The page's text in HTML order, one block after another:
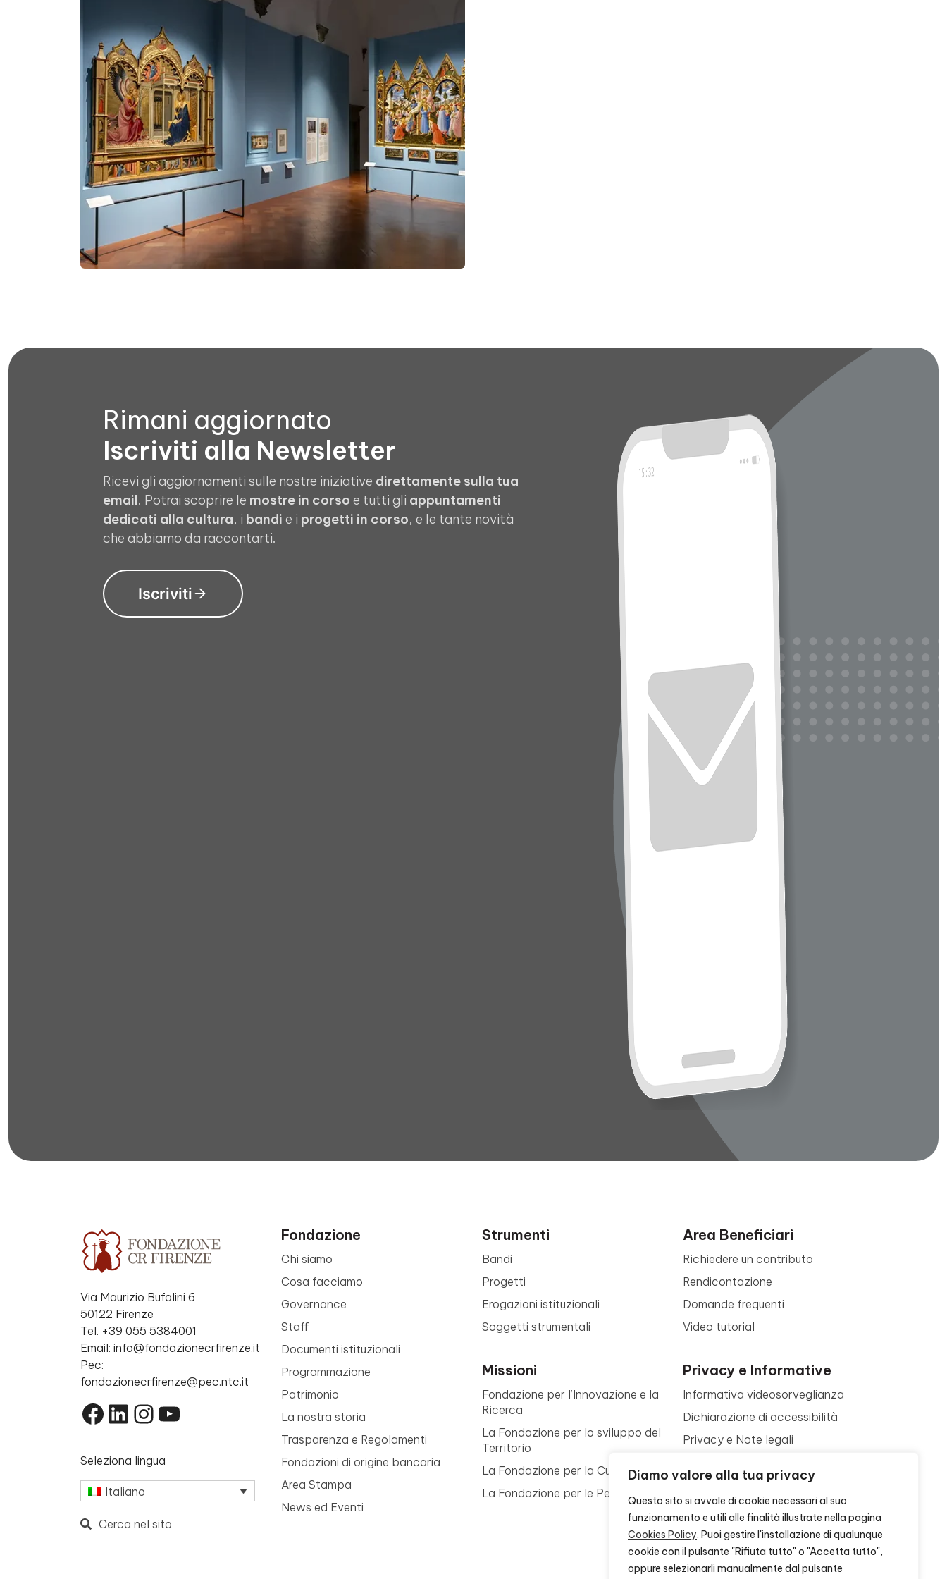
Diamo valore alla tua privacy
Questo sito si avvale di cookie necessari al suo
funzionamento e utili alle finalità illustrate nella pagina
Cookies Policy. Puoi gestire l'installazione di qualunque
cookie con il pulsante "Rifiuta tutto" o "Accetta tutto",
oppure selezionarli manualmente dal pulsante
Rimani aggiornato
Iscriviti alla Newsletter
Ricevi gli aggiornamenti sulle nostre iniziative direttamente sulla tua
email. Potrai scoprire le mostre in corso e tutti gli appuntamenti
dedicati alla cultura, i bandi e i progetti in corso, e le tante novità
che abbiamo da raccontarti.
Iscriviti
Via Maurizio Bufalini 6
50122 Firenze
Tel. +39 055 5384001
Email: info@fondazionecrfirenze.it
Pec:
fondazionecrfirenze@pec.ntc.it
Facebook
LinkedIn
Instagram
YouTube
Seleziona lingua
Italiano
Cerca nel sito
Fondazione
Chi siamo
Cosa facciamo
Governance
Staff
Documenti istituzionali
Programmazione
Patrimonio
La nostra storia
Trasparenza e Regolamenti
Fondazioni di origine bancaria
Area Stampa
News ed Eventi
Strumenti
Bandi
Progetti
Erogazioni istituzionali
Soggetti strumentali
Missioni
Fondazione per l’Innovazione e la
Ricerca
La Fondazione per lo sviluppo del
Territorio
La Fondazione per la Cultura
La Fondazione per le Persone
Area Beneficiari
Richiedere un contributo
Rendicontazione
Domande frequenti
Video tutorial
Privacy e Informative
Informativa videosorveglianza
Dichiarazione di accessibilità
Privacy e Note legali
Contattaci